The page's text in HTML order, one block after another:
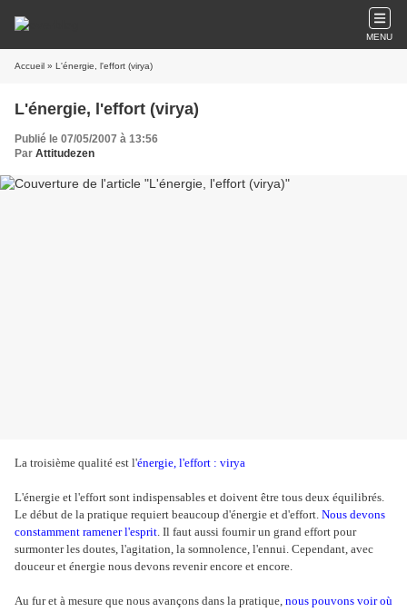
MENU
Accueil » L'énergie, l'effort (virya)
L'énergie, l'effort (virya)
Publié le 07/05/2007 à 13:56
Par Attitudezen
La troisième qualité est l'énergie, l'effort : virya
L'énergie et l'effort sont indispensables et doivent être tous deux équilibrés.
Le début de la pratique requiert beaucoup d'énergie et d'effort. Nous devons
constamment ramener l'esprit. Il faut aussi fournir un grand effort pour
surmonter les doutes, l'agitation, la somnolence, l'ennui. Cependant, avec
douceur et énergie nous devons revenir encore et encore.
Au fur et à mesure que nous avançons dans la pratique, nous pouvons voir où